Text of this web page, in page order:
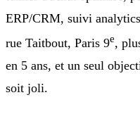
ERP/CRM, suivi
rue Taitbout, Paris 9e,
en 5 ans, et un seul
soit joli.